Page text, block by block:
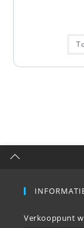
Verkooppunt